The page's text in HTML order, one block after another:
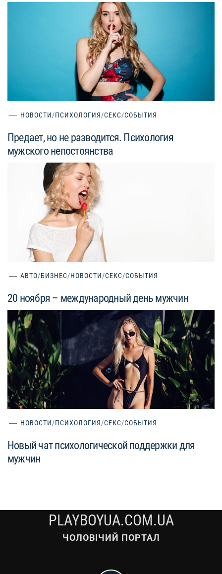
НОВОСТИ/ПСИХОЛОГИЯ/СЕКС/СОБЫТИЯ
Предает, но не разводится. Психология
мужского непостоянства
АВТО/БИЗНЕС/НОВОСТИ/СЕКС/СОБЫТИЯ
20 ноября – международный день мужчин
НОВОСТИ/ПСИХОЛОГИЯ/СЕКС/СОБЫТИЯ
Новый чат психологической поддержки для
мужчин
PLAYBOYUA.COM.UA
ЧОЛОВІЧИЙ ПОРТАЛ